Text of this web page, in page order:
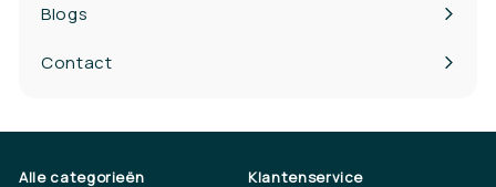
Blogs
Contact
Alle categorieën Klantenservice